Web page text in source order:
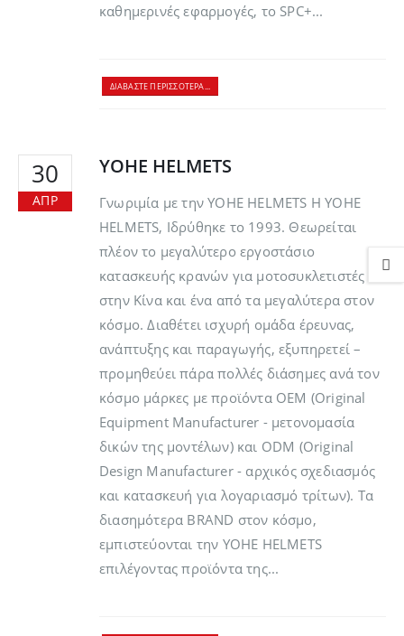
καθημερινές εφαρμογές, το SPC+...
ΔΙΑΒΆΣΤΕ ΠΕΡΙΣΣΌΤΕΡΑ...
30
ΑΠΡ
YOHE HELMETS
Γνωριμία με την YOHE HELMETS Η YOHE
HELMETS, Ιδρύθηκε το 1993. Θεωρείται
πλέον το μεγαλύτερο εργοστάσιο
κατασκευής κρανών για μοτοσυκλετιστές
στην Κίνα και ένα από τα μεγαλύτερα στον
κόσμο. Διαθέτει ισχυρή ομάδα έρευνας,
ανάπτυξης και παραγωγής, εξυπηρετεί –
προμηθεύει πάρα πολλές διάσημες ανά τον
κόσμο μάρκες με προϊόντα OEM (Original
Equipment Manufacturer - μετονομασία
δικών της μοντέλων) και ODM (Original
Design Manufacturer - αρχικός σχεδιασμός
και κατασκευή για λογαριασμό τρίτων). Τα
διασημότερα BRAND στον κόσμο,
εμπιστεύονται την YOHE HELMETS
επιλέγοντας προϊόντα της...